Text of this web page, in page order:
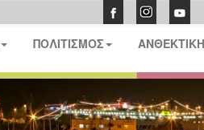
ΠΟΛΙΤΙΣΜΟΣ